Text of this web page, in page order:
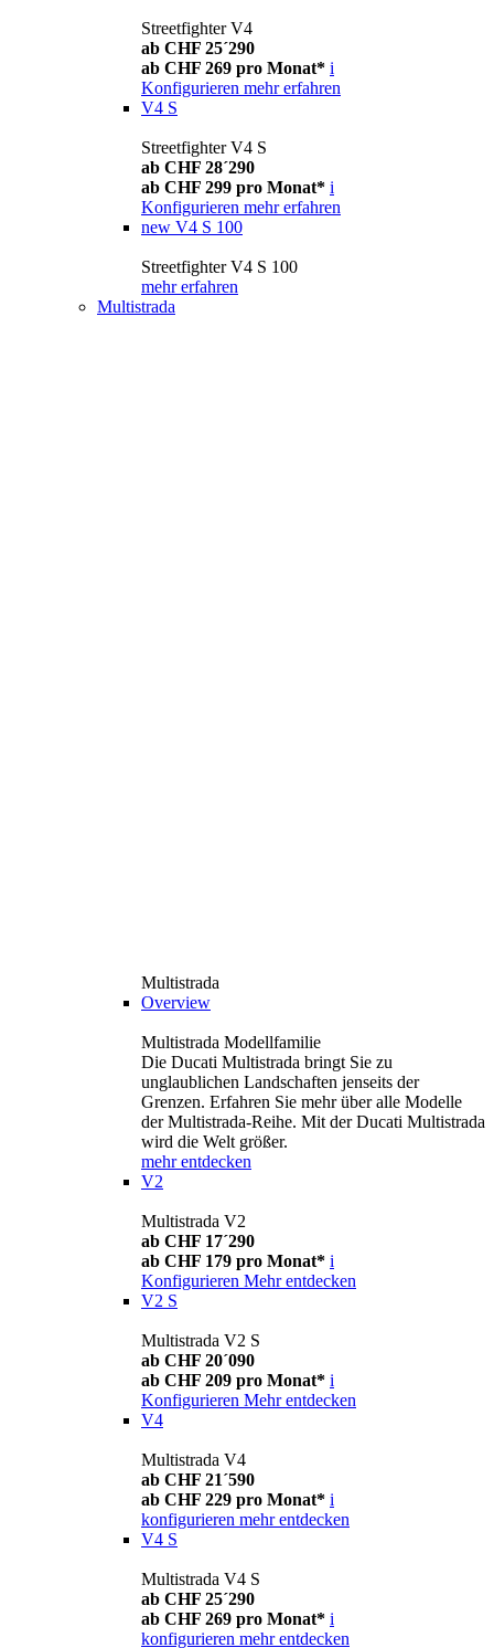
Streetfighter V4
ab CHF 25´290
ab CHF 269 pro Monat* i
Konfigurieren mehr erfahren
V4 S
Streetfighter V4 S
ab CHF 28´290
ab CHF 299 pro Monat* i
Konfigurieren mehr erfahren
new V4 S 100
Streetfighter V4 S 100
mehr erfahren
Multistrada
Multistrada
Overview
Multistrada Modellfamilie
Die Ducati Multistrada bringt Sie zu
unglaublichen Landschaften jenseits der
Grenzen. Erfahren Sie mehr über alle Modelle
der Multistrada-Reihe. Mit der Ducati Multistrada
wird die Welt größer.
mehr entdecken
V2
Multistrada V2
ab CHF 17´290
ab CHF 179 pro Monat* i
Konfigurieren Mehr entdecken
V2 S
Multistrada V2 S
ab CHF 20´090
ab CHF 209 pro Monat* i
Konfigurieren Mehr entdecken
V4
Multistrada V4
ab CHF 21´590
ab CHF 229 pro Monat* i
konfigurieren mehr entdecken
V4 S
Multistrada V4 S
ab CHF 25´290
ab CHF 269 pro Monat* i
konfigurieren mehr entdecken